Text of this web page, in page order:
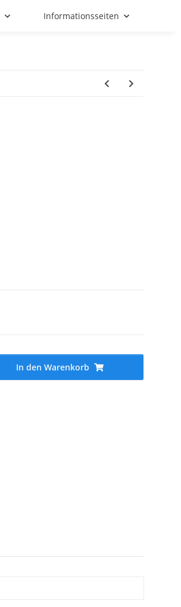
Informationsseiten
In den Warenkorb